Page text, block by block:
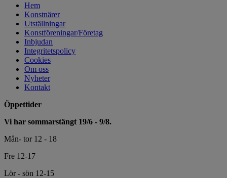
Hem
Konstnärer
Utställningar
Konstföreningar/Företag
Inbjudan
Integritetspolicy
Cookies
Om oss
Nyheter
Kontakt
Öppettider
Vi har sommarstängt 19/6 - 9/8.
Mån- tor 12 - 18
Fre 12-17
Lör - sön 12-15